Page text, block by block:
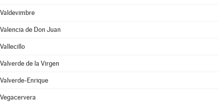
Valdevimbre
Valencia de Don Juan
Vallecillo
Valverde de la Virgen
Valverde-Enrique
Vegacervera